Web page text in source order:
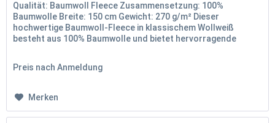
Qualität: Baumwoll Fleece Zusammensetzung: 100%
Baumwolle Breite: 150 cm Gewicht: 270 g/m² Dieser
hochwertige Baumwoll-Fleece in klassischem Wollweiß
besteht aus 100% Baumwolle und bietet hervorragende
Preis nach Anmeldung
Merken